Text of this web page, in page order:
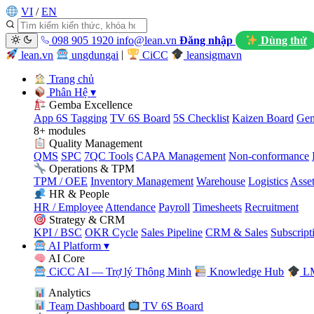
VI / EN
098 905 1920 info@lean.vn Đăng nhập
Dùng thử
lean.vn
ungdungai CiCC leansigmavn
Trang chủ
Phân Hệ▾
Gemba Excellence
App 6S Tagging TV 6S Board 5S Checklist Kaizen Board
8+ modules
Quality Management
QMS SPC 7QC Tools CAPA Management Non-conformance
Operations & TPM
TPM / OEE Inventory Management Warehouse Logistics
HR & People
HR / Employee Attendance Payroll Timesheets Recruitment
Strategy & CRM
KPI / BSC OKR Cycle Sales Pipeline CRM & Sales
AI Platform▾
AI Core
CiCC AI — Trợ lý Thông Minh
Knowledge Hub
Analytics
Team Dashboard
TV 6S Board